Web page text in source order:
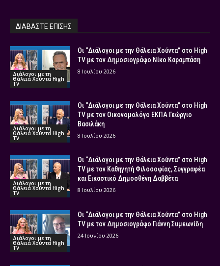
ΔΙΑΒΑΣΤΕ ΕΠΙΣΗΣ
Διάλογοι με τη
Θάλεια Χούντα High
TV
Οι “Διάλογοι με την Θάλεια Χούντα” στο High
TV με τον Δημοσιογράφο Νίκο Καραμπάση
8 Ιουλίου 2026
Διάλογοι με τη
Θάλεια Χούντα High
TV
Οι “Διάλογοι με την Θάλεια Χούντα” στο High
TV με τον Οικονομολόγο ΕΚΠΑ Γεώργιο
Βασιλάκη
8 Ιουλίου 2026
Διάλογοι με τη
Θάλεια Χούντα High
TV
Οι “Διάλογοι με την Θάλεια Χούντα” στο High
TV με τον Καθηγητή Φιλοσοφίας, Συγγραφέα
και Εικαστικό Δημοσθένη Δαββέτα
8 Ιουλίου 2026
Διάλογοι με τη
Θάλεια Χούντα High
TV
Οι “Διάλογοι με την Θάλεια Χούντα” στο High
TV με τον Δημοσιογράφο Γιάννη Συμεωνίδη
24 Ιουνίου 2026